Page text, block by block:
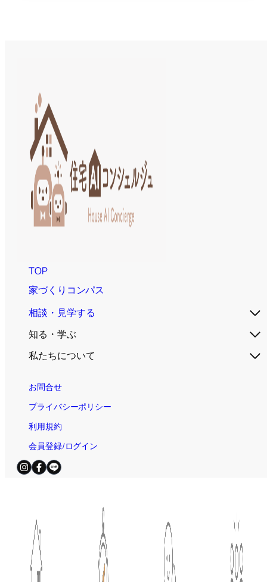
TOP
家づくりコンパス
相談・見学する
知る・学ぶ
私たちについて
お問合せ
プライバシーポリシー
利用規約
会員登録/ログイン
平日・土日祝 / 9:00～19:00
© 2025 住宅AIコンシェルジュ｜新しい家づくり